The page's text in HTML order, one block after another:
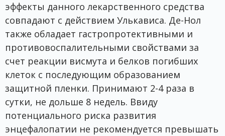
эффекты данного лекарственного средства
совпадают с действием Улькависа. Де-Нол
также обладает гастропротективными и
противовоспалительными свойствами за
счет реакции висмута и белков погибших
клеток с последующим образованием
защитной пленки. Принимают 2-4 раза в
сутки, не дольше 8 недель. Ввиду
потенциального риска развития
энцефалопатии не рекомендуется превышать